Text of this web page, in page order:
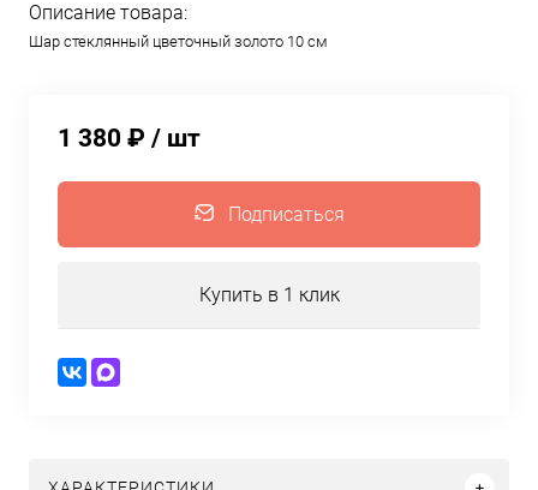
Описание товара:
Шар стеклянный цветочный золото 10 см
1 380 ₽ / шт
Подписаться
Купить в 1 клик